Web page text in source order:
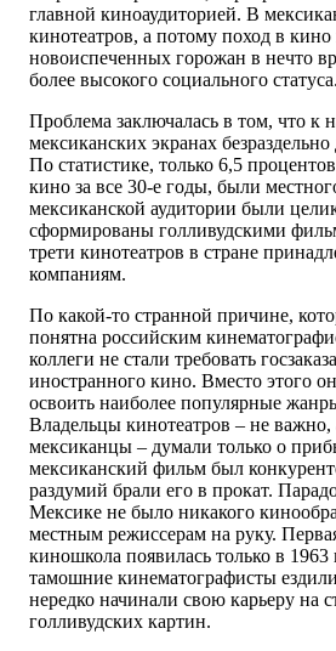
главной киноаудиторией. В
кинотеатров, а потому поход в кино
новоиспеченных горожан в нечто
более высокого социального статуса.
Проблема заключалась в том, что к
мексиканских экранах
По статистике, только 6,5
кино за все 30-е годы, были
мексиканской аудитории были
сформированы голливудскими
трети кинотеатров в стране
компаниям.
По какой-то странной причине,
понятна российским
коллеги не стали требовать
иностранного кино. Вместо этого
освоить наиболее популярные
Владельцы кинотеатров – не
мексиканцы – думали только о
мексиканский фильм был
раздумий брали его в прокат.
Мексике не было никакого
местным режиссерам на руку.
киношкола появилась только в 1963
тамошние кинематографисты
нередко начинали свою карьеру на
голливудских картин.